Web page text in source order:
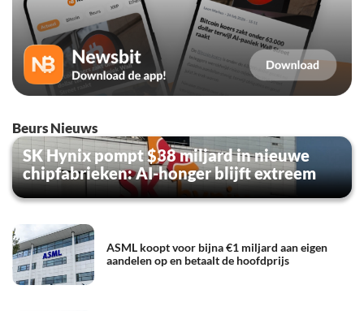
Beurs Nieuws
SK Hynix pompt $38 miljard in nieuwe
chipfabrieken: AI-honger blijft extreem
ASML koopt voor bijna €1 miljard aan eigen
aandelen op en betaalt de hoofdprijs